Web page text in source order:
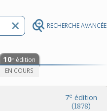
RECHERCHE AVANCÉE
10e édition
EN COURS
7e édition
(1878)